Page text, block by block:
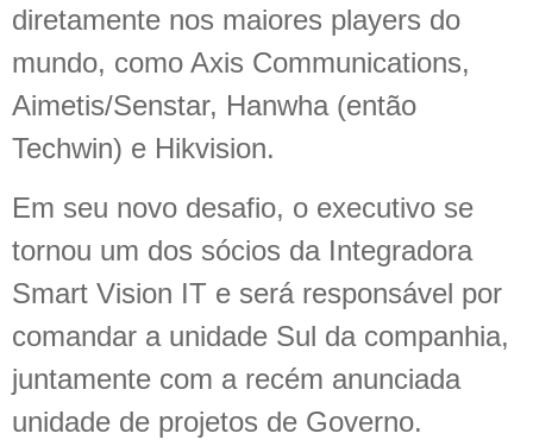
diretamente nos maiores players do
mundo, como Axis Communications,
Aimetis/Senstar, Hanwha (então
Techwin) e Hikvision.
Em seu novo desafio, o executivo se
tornou um dos sócios da Integradora
Smart Vision IT e será responsável por
comandar a unidade Sul da companhia,
juntamente com a recém anunciada
unidade de projetos de Governo.